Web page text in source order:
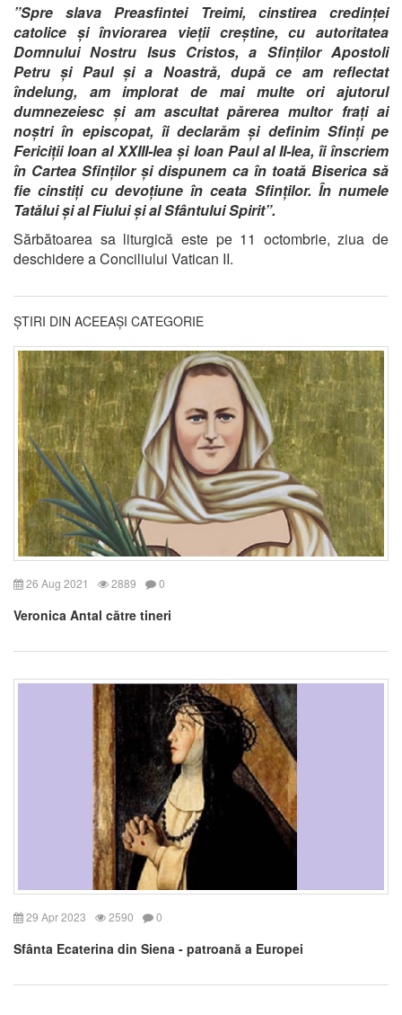
”Spre slava Preasfintei Treimi, cinstirea credinței
catolice și înviorarea vieții creștine, cu autoritatea
Domnului Nostru Isus Cristos, a Sfinților Apostoli
Petru și Paul și a Noastră, după ce am reflectat
îndelung, am implorat de mai multe ori ajutorul
dumnezeiesc și am ascultat părerea multor frați ai
noștri în episcopat, îi declarăm și definim Sfinți pe
Fericiții Ioan al XXIII-lea și Ioan Paul al II-lea, îi înscriem
în Cartea Sfinților și dispunem ca în toată Biserica să
fie cinstiți cu devoțiune în ceata Sfinților. În numele
Tatălui și al Fiului și al Sfântului Spirit”.
Sărbătoarea sa liturgică este pe 11 octombrie, ziua de
deschidere a Conciliului Vatican II.
ȘTIRI DIN ACEEAȘI CATEGORIE
26 Aug 2021 2889 0
Veronica Antal către tineri
29 Apr 2023 2590 0
Sfânta Ecaterina din Siena - patroană a Europei